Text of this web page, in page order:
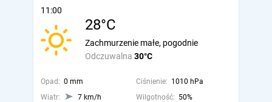
11:00
28°C
Odczuwalna 30°C
Zachmurzenie małe, pogodnie
Opad: 0 mm Ciśnienie: 1010 hPa
Wiatr:
7 km/h Wilgotność: 50%